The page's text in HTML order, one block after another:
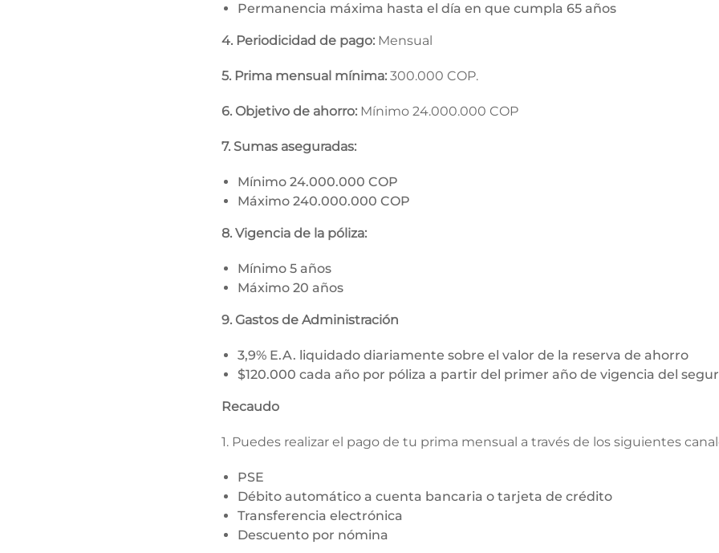
Permanencia máxima hasta el día en que cumpla 65 años
4. Periodicidad de pago: Mensual
5. Prima mensual mínima: 300.000 COP.
6. Objetivo de ahorro: Mínimo 24.000.000 COP
7. Sumas aseguradas:
Mínimo 24.000.000 COP
Máximo 240.000.000 COP
8. Vigencia de la póliza:
Mínimo 5 años
Máximo 20 años
9. Gastos de Administración
3,9% E.A. liquidado diariamente sobre el valor de la reserva de ahorro
$120.000 cada año por póliza a partir del primer año de vigencia del
Recaudo
1. Puedes realizar el pago de tu prima mensual a través de los siguientes
PSE
Débito automático a cuenta bancaria o tarjeta de crédito
Transferencia electrónica
Descuento por nómina​​​​